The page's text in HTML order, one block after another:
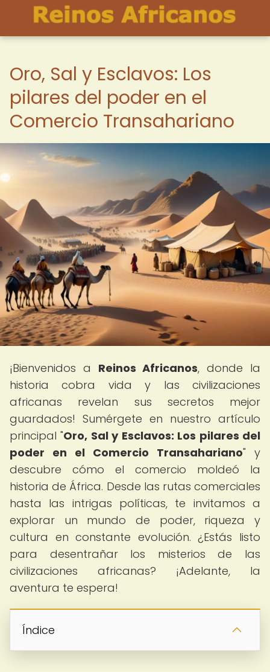
Oro, Sal y Esclavos: Los
pilares del poder en el
Comercio Transahariano
¡Bienvenidos a Reinos Africanos, donde la
historia cobra vida y las civilizaciones
africanas revelan sus secretos mejor
guardados! Sumérgete en nuestro artículo
principal "Oro, Sal y Esclavos: Los pilares del
poder en el Comercio Transahariano" y
descubre cómo el comercio moldeó la
historia de África. Desde las rutas comerciales
hasta las intrigas políticas, te invitamos a
explorar un mundo de poder, riqueza y
cultura en constante evolución. ¿Estás listo
para desentrañar los misterios de las
civilizaciones africanas? ¡Adelante, la
aventura te espera!
Índice